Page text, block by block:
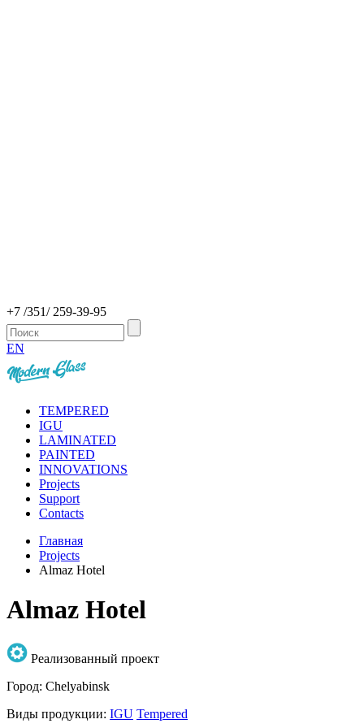
+7 /351/ 259-39-95
EN
TEMPERED
IGU
LAMINATED
PAINTED
INNOVATIONS
Projects
Support
Contacts
Главная
Projects
Almaz Hotel
Almaz Hotel
Реализованный проект
Город: Chelyabinsk
Виды продукции: IGU Tempered